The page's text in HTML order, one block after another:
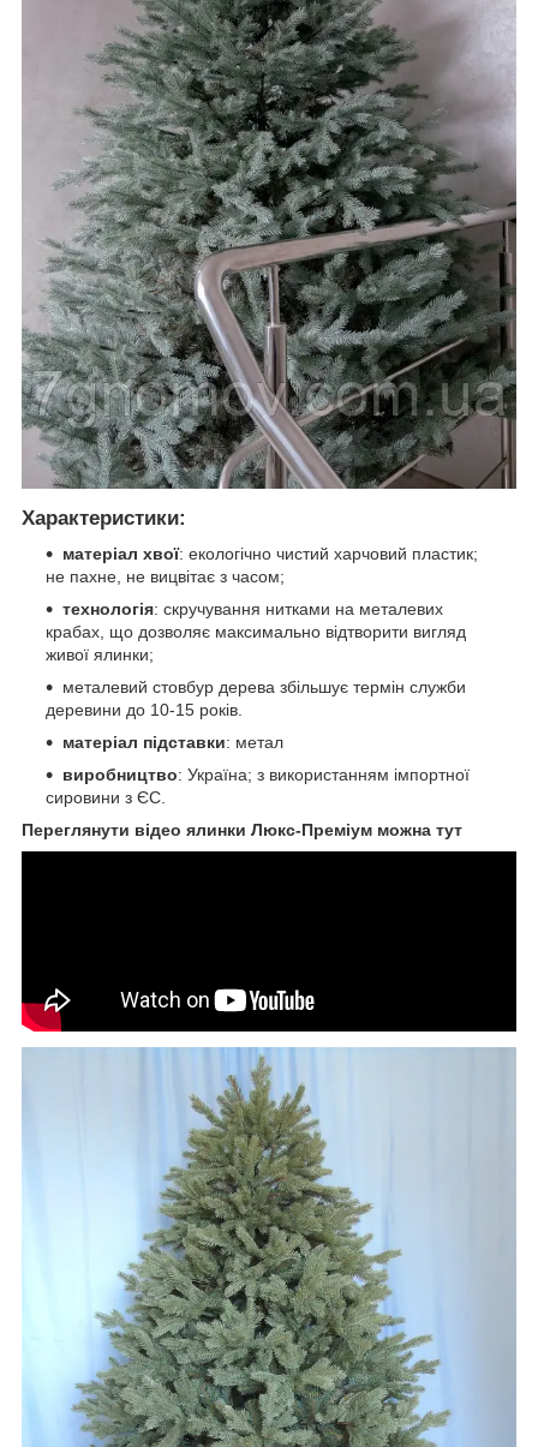
Характеристики:
матеріал хвої: екологічно чистий харчовий пластик;
не пахне, не вицвітає з часом;
технологія: скручування нитками на металевих
крабах, що дозволяє максимально відтворити вигляд
живої ялинки;
металевий стовбур дерева збільшує термін служби
деревини до 10-15 років.
матеріал підставки: метал
виробництво: Україна; з використанням імпортної
сировини з ЄС.
Переглянути відео ялинки Люкс-Преміум можна тут